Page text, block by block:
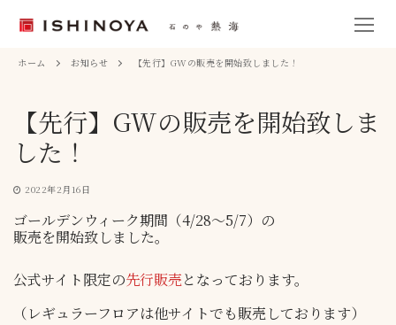
ホーム お知らせ 【先行】GWの販売を開始致しました！
【先行】GWの販売を開始致しま
した！
2022年2月16日
ゴールデンウィーク期間（4/28～5/7）の
販売を開始致しました。
公式サイト限定の先行販売となっております。
（レギュラーフロアは他サイトでも販売しております）